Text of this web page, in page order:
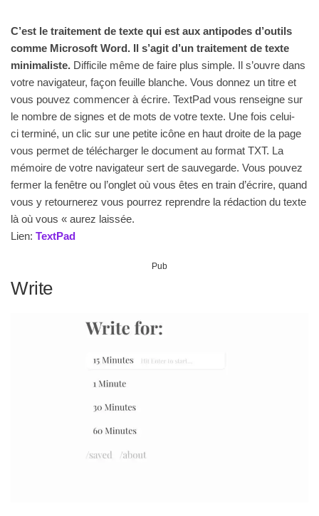
C’est le traitement de texte qui est aux antipodes d’outils
comme Microsoft Word. Il s’agit d’un traitement de texte
minimaliste. Difficile même de faire plus simple. Il s’ouvre dans
votre navigateur, façon feuille blanche. Vous donnez un titre et
vous pouvez commencer à écrire. TextPad vous renseigne sur
le nombre de signes et de mots de votre texte. Une fois celui-
ci terminé, un clic sur une petite icône en haut droite de la page
vous permet de télécharger le document au format TXT. La
mémoire de votre navigateur sert de sauvegarde. Vous pouvez
fermer la fenêtre ou l’onglet où vous êtes en train d’écrire, quand
vous y retournerez vous pourrez reprendre la rédaction du texte
là où vous « aurez laissée.
Lien: TextPad
Pub
Write